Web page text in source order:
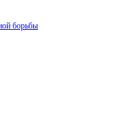
борьбы